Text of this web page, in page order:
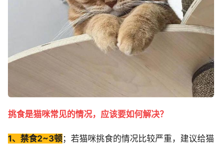
挑食是猫咪常见的情况，应该要如何解决？
1、禁食2~3顿；若猫咪挑食的情况比较严重，建议给猫